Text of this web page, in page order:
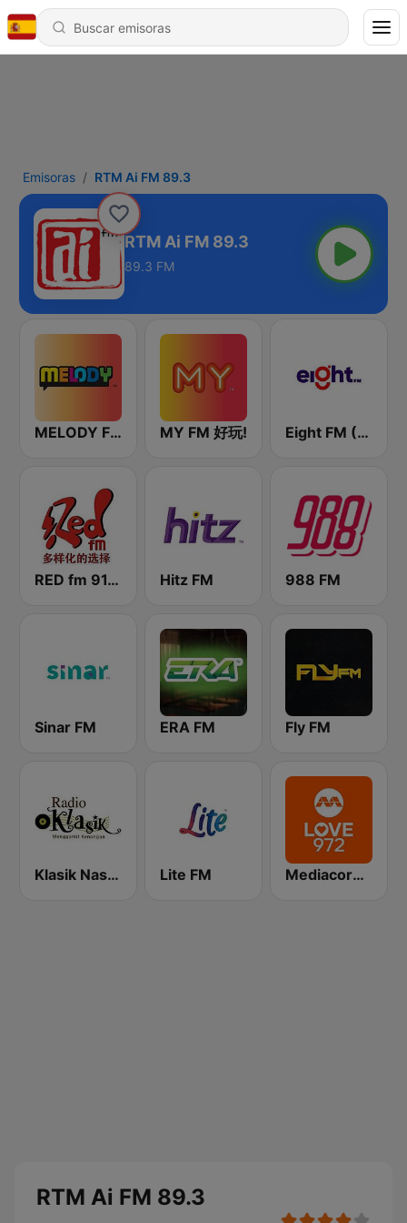
Emisoras RTM Ai FM 89.3
RTM Ai FM 89.3
89.3 FM
MELODY FM MY FM 好玩! Eight FM (One FM 881)
RED fm 91.9 中文台 Hitz FM 988 FM
Sinar FM ERA FM Fly FM
Klasik Nasional FM Lite FM Mediacorp LOVE 972
RTM Ai FM 89.3